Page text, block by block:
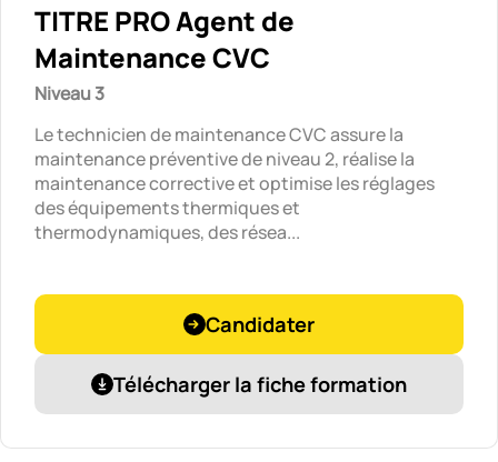
TITRE PRO Agent de
Maintenance CVC
Niveau 3
Le technicien de maintenance CVC assure la
maintenance préventive de niveau 2, réalise la
maintenance corrective et optimise les réglages
des équipements thermiques et
thermodynamiques, des résea...
Candidater
Télécharger la fiche formation